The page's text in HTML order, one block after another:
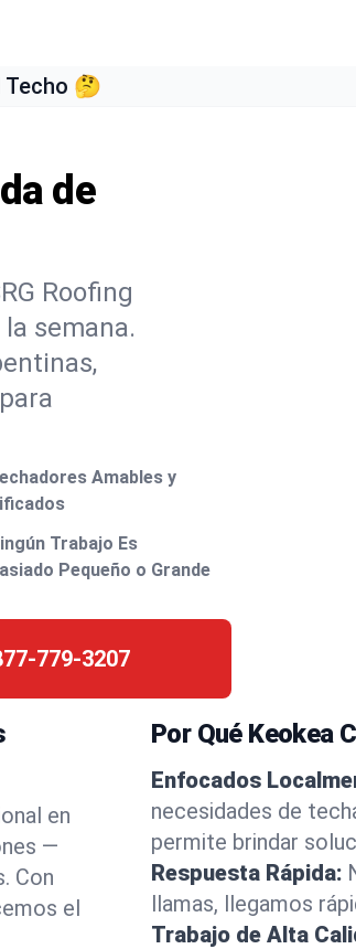
Techo 🤔
de
Roofing
semana.
Amables y
Trabajo Es
Pequeño o Grande
779-3207
en
—
Con
el
Por Qué Keokea
Enfocados
necesidades de
permite brindar
Respuesta Rápida:
llamas, llegamos
Trabajo de Alta